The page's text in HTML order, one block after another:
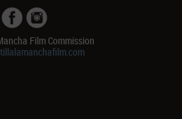
Film Commission